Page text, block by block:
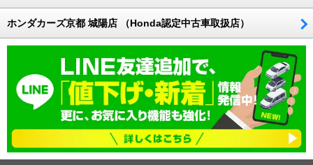
ホンダカーズ京都 城陽店 （Honda認定中古車取扱店）